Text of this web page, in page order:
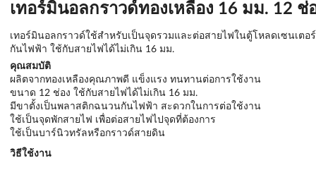
เทอร์มินอลกราวด์ทองเหลือง 16 มม. 12 ช่อ
เทอร์มินอลกราวด์ใช้สำหรับเป็นจุดรวมและต่อสายไฟในตู้โหลดเซนเ
กันไฟฟ้า ใช้กับสายไฟได้ไม่เกิน 16 มม.
คุณสมบัติ
ผลิตจากทองเหลืองคุณภาพดี แข็งแรง ทนทานต่อการใช้งาน
ขนาด 12 ช่อง ใช้กับสายไฟได้ไม่เกิน 16 มม.
มีขาตั้งเป็นพลาสติกฉนวนกันไฟฟ้า สะดวกในการต่อใช้งาน
ใช้เป็นจุดพักสายไฟ เพื่อต่อสายไฟไปจุดที่ต้องการ
ใช้เป็นบาร์นิวทรัลหรือกราวด์สายดิน
วิธีใช้งาน